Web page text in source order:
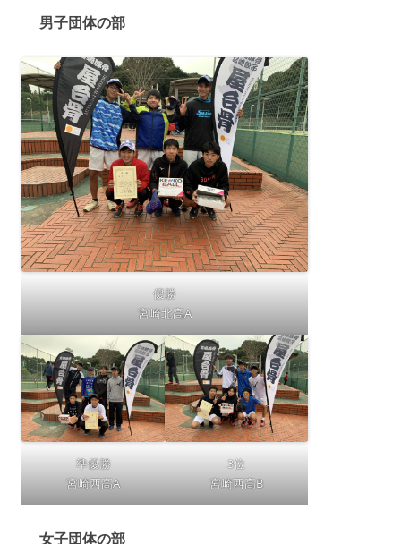
男子団体の部
優勝
宮崎北高A
準優勝
宮崎西高A
3位
宮崎西高B
女子団体の部